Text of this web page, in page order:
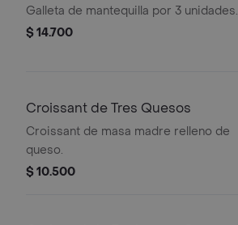
Galleta de mantequilla por 3 unidades.
$ 14.700
Croissant de Tres Quesos
Croissant de masa madre relleno de
queso.
$ 10.500